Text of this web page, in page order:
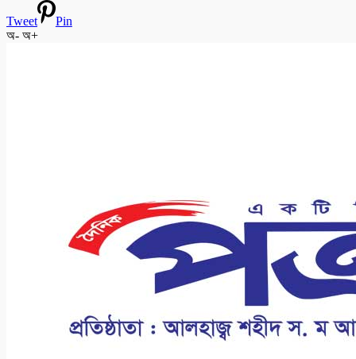
Tweet
Pin
অ- অ+